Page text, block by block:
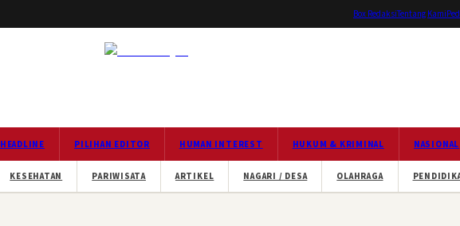
Box RedaksiTentang Kami
HEADLINE PILIHAN EDITOR HUMAN INTEREST HUKUM & KRIMINAL NASIONAL
KESEHATAN PARIWISATA ARTIKEL NAGARI / DESA OLAHRAGA